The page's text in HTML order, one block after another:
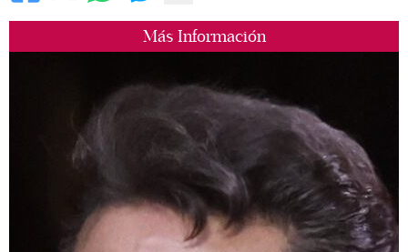
Más Información